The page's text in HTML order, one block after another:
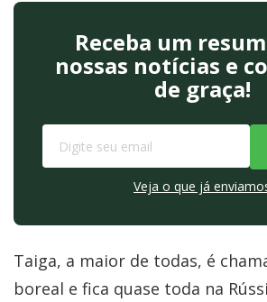
Receba um
nossas notícias e
de graça!
Veja o que já
Taiga, a maior de todas, é
boreal e fica quase toda na